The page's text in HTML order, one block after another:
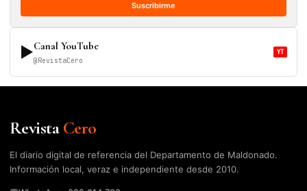
Suscribirme
▶Canal YouTube
@RevistaCero
YT
RevistaCero
El diario digital de referencia del Departamento de Maldonado.
Información local, veraz e independiente desde 2010.